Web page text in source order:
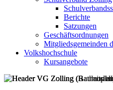
Berichte
Satzungen
Geschäftsordnungen
Mitgliedsgemeinden
Volkshochschule
Kursangebote